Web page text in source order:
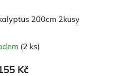
200cm 2kusy
(2 ks)
Kč